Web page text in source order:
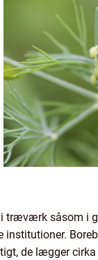
træværk såsom i
institutioner.
de lægger